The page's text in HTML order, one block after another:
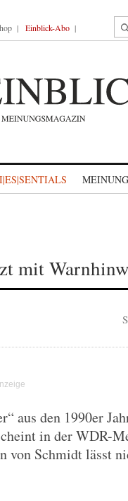
Einblick-Abo
mit
aus den 1990er
in der WDR-
von Schmidt lässt